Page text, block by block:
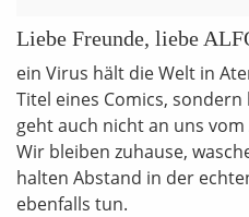
Liebe Freunde, liebe
ein Virus hält die Welt in
Titel eines Comics,
geht auch nicht an uns vom
Wir bleiben zuhause,
halten Abstand in der
ebenfalls tun.